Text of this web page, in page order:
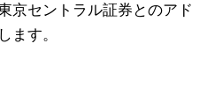
京セントラル証券とのアド
ます。